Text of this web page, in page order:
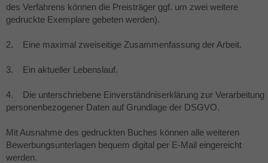
des Verfahrens können die Preisträger ggf. um zwei weitere
gedruckte Exemplare gebeten werden).
2. Eine maximal zweiseitige Zusammenfassung der Arbeit.
3. Ein aktueller Lebenslauf.
4. Die unterschriebene Einverständniserklärung zur Verarbeitung
personenbezogener Daten auf Grundlage der DSGVO.
Mit Ausnahme des gedruckten Buches können alle weiteren
Bewerbungsunterlagen bequem digital per E-Mail eingereicht
werden.